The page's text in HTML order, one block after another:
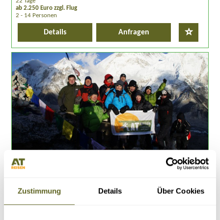
Zustimmung Details Über Cookies
Pirschfahrten u.a. Königstiger, Panzernashörner oder Leoparden beobachten.
ab 2.250 Euro zzgl. Flug
2 - 14 Personen
Details Anfragen
Asien > Nepal
Gruppenreise, Individualreise /
DER PANORAMAWEG ZUM MT. EVEREST &
LHOTSE